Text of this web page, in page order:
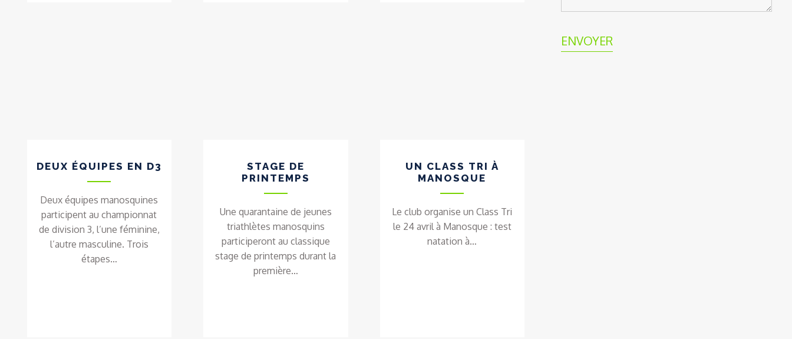
DEUX ÉQUIPES EN D3
Deux équipes manosquines
participent au championnat
de division 3, l’une féminine,
l’autre masculine. Trois
étapes…
STAGE DE
PRINTEMPS
Une quarantaine de jeunes
triathlètes manosquins
participeront au classique
stage de printemps durant la
première…
UN CLASS TRI À
MANOSQUE
Le club organise un Class Tri
le 24 avril à Manosque : test
natation à…